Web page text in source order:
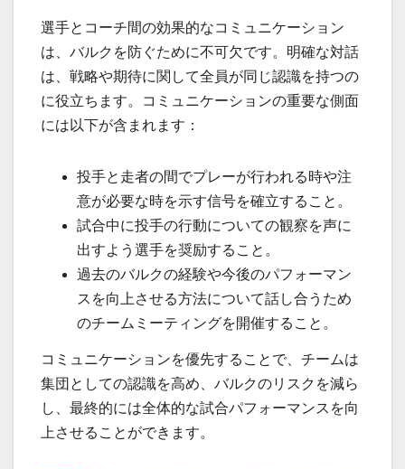
選手とコーチ間の効果的なコミュニケーション
は、バルクを防ぐために不可欠です。明確な対話
は、戦略や期待に関して全員が同じ認識を持つの
に役立ちます。コミュニケーションの重要な側面
には以下が含まれます：
投手と走者の間でプレーが行われる時や注
意が必要な時を示す信号を確立すること。
試合中に投手の行動についての観察を声に
出すよう選手を奨励すること。
過去のバルクの経験や今後のパフォーマン
スを向上させる方法について話し合うため
のチームミーティングを開催すること。
コミュニケーションを優先することで、チームは
集団としての認識を高め、バルクのリスクを減ら
し、最終的には全体的な試合パフォーマンスを向
上させることができます。